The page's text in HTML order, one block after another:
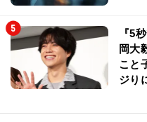
『5
岡大
こと
ジり